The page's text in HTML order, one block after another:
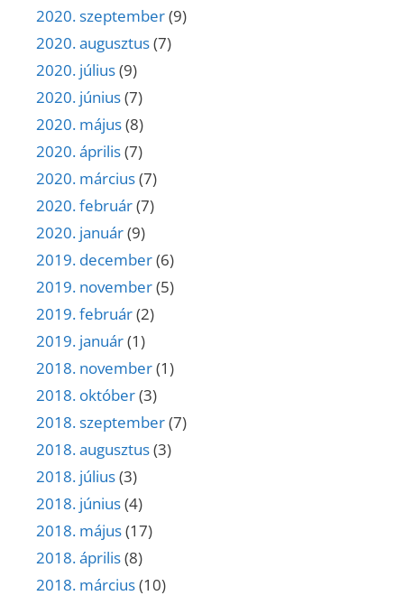
2020. szeptember(9)
2020. augusztus(7)
2020. július(9)
2020. június(7)
2020. május(8)
2020. április(7)
2020. március(7)
2020. február(7)
2020. január(9)
2019. december(6)
2019. november(5)
2019. február(2)
2019. január(1)
2018. november(1)
2018. október(3)
2018. szeptember(7)
2018. augusztus(3)
2018. július(3)
2018. június(4)
2018. május(17)
2018. április(8)
2018. március(10)